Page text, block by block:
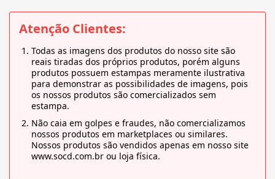
Atenção Clientes:
Todas as imagens dos produtos do nosso site são
reais tiradas dos próprios produtos, porém alguns
produtos possuem estampas meramente ilustrativa
para demonstrar as possibilidades de imagens, pois
os nossos produtos são comercializados sem
estampa.
Não caia em golpes e fraudes, não comercializamos
nossos produtos em marketplaces ou similares.
Nossos produtos são vendidos apenas em nosso site
www.socd.com.br ou loja física.